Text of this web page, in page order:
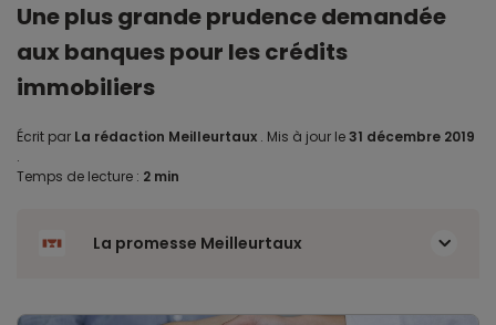
Une plus grande prudence demandée
aux banques pour les crédits
immobiliers
Écrit par La rédaction Meilleurtaux . Mis à jour le31 décembre 2019
.
Temps de lecture : 2 min
La promesse Meilleurtaux